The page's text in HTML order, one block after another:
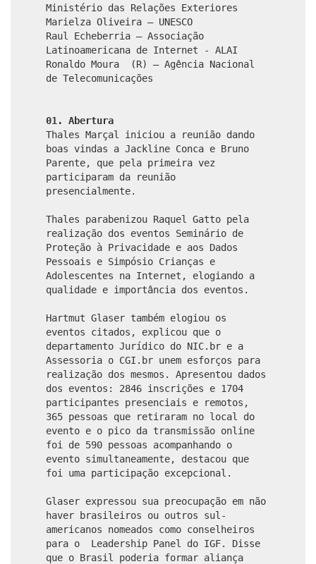
Ministério das Relações Exteriores
Marielza Oliveira – UNESCO
Raul Echeberria – Associação
Latinoamericana de Internet - ALAI
Ronaldo Moura (R) – Agência Nacional
de Telecomunicações
01. Abertura
Thales Marçal iniciou a reunião dando
boas vindas a Jackline Conca e Bruno
Parente, que pela primeira vez
participaram da reunião
presencialmente.
Thales parabenizou Raquel Gatto pela
realização dos eventos Seminário de
Proteção à Privacidade e aos Dados
Pessoais e Simpósio Crianças e
Adolescentes na Internet, elogiando a
qualidade e importância dos eventos.
Hartmut Glaser também elogiou os
eventos citados, explicou que o
departamento Jurídico do NIC.br e a
Assessoria o CGI.br unem esforços para
realização dos mesmos. Apresentou dados
dos eventos: 2846 inscrições e 1704
participantes presenciais e remotos,
365 pessoas que retiraram no local do
evento e o pico da transmissão online
foi de 590 pessoas acompanhando o
evento simultaneamente, destacou que
foi uma participação excepcional.
Glaser expressou sua preocupação em não
haver brasileiros ou outros sul-
americanos nomeados como conselheiros
para o Leadership Panel do IGF. Disse
que o Brasil poderia formar aliança